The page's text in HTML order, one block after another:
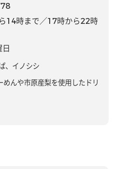
14時まで／17時から22時
、イノシシ
めんや市原産梨を使用したドリ